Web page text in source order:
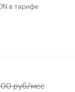
в тарифе
руб/мес